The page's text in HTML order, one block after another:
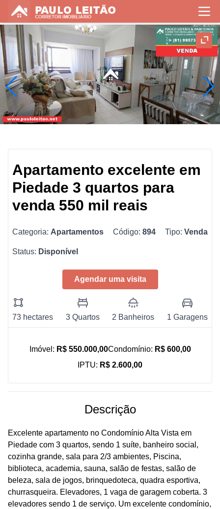
Apartamento excelente em
Piedade 3 quartos para
venda 550 mil reais
Categoria: Apartamentos Código: 894 Tipo: Venda
Status: Disponível
Agendar uma visita
73 hectares 3 Quartos 2 Banheiros 1 Garagens
Imóvel: R$ 550.000,00Condomínio: R$ 600,00
IPTU: R$ 2.600,00
Descrição
Excelente apartamento no Condomínio Alta Vista em
Piedade com 3 quartos, sendo 1 suíte, banheiro social,
cozinha grande, sala para 2/3 ambientes, Piscina,
biblioteca, academia, sauna, salão de festas, salão de
beleza, sala de jogos, brinquedoteca, quadra esportiva,
churrasqueira. Elevadores, 1 vaga de garagem coberta. 3
elevadores sendo 1 de serviço. Um excelente condomínio,